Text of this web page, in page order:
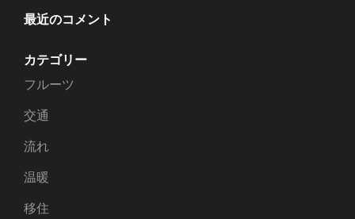
最近のコメント
カテゴリー
フルーツ
交通
流れ
温暖
移住